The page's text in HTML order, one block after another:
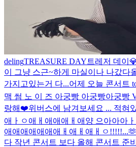
delingTREASURE DAY 트레저 데이
이 그냥 스근~하게 마실이나 나갔다
가지고있는거 다...어제 오늘 콘서트
맥 썸 노 이 즈 아궁빵 아궁빵아궁빵
랑해❤️위버스에 남겨보세요 ... 적혀
애ㅏㅇ애ㅐ애애애ㅐ애양 으아아아
애애애애애애애ㅐ애ㅐ애ㅐㅇ!!!!!...
다 작년 콘서트 보다 올해 콘서트 준